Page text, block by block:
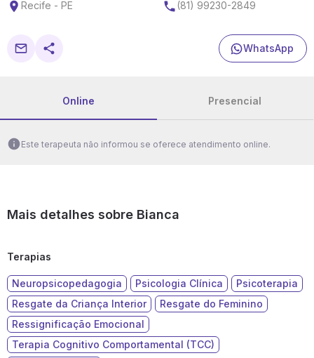
Recife - PE (81) 99230-2849
WhatsApp
Online Presencial
Este terapeuta não informou se oferece atendimento online.
Mais detalhes sobre Bianca
Terapias
Neuropsicopedagogia Psicologia Clínica
Psicoterapia
Resgate da Criança Interior
Resgate do Feminino
Ressignificação Emocional
Terapia Cognitivo Comportamental (TCC)